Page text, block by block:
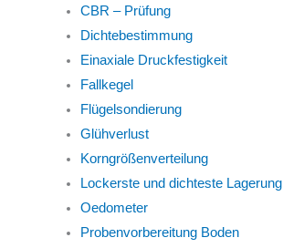
CBR – Prüfung
Dichtebestimmung
Einaxiale Druckfestigkeit
Fallkegel
Flügelsondierung
Glühverlust
Korngrößenverteilung
Lockerste und dichteste Lagerung
Oedometer
Probenvorbereitung Boden